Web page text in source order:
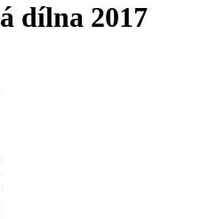
dílna 2017